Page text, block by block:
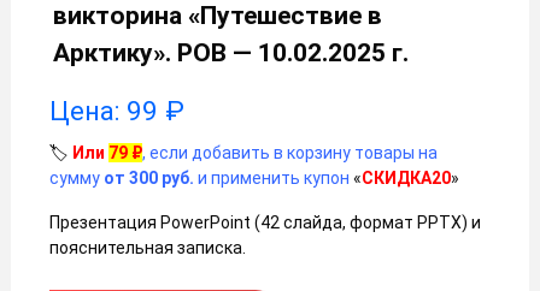
викторина «Путешествие в
Арктику». РОВ — 10.02.2025 г.
Цена: 99 ₽
🏷️ Или 79 ₽, если добавить в корзину товары на
сумму от 300 руб. и применить купон «СКИДКА20»
Презентация PowerPoint (42 слайда, формат PPTX) и
пояснительная записка.